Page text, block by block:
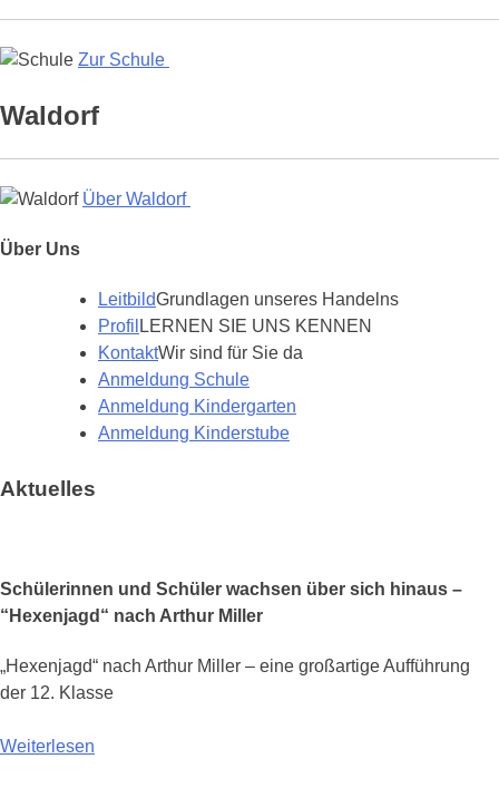
Zur Schule
Waldorf
Über Waldorf
Über Uns
LeitbildGrundlagen unseres Handelns
Profil LERNEN SIE UNS KENNEN
KontaktWir sind für Sie da
Anmeldung Schule
Anmeldung Kindergarten
Anmeldung Kinderstube
Aktuelles
Schülerinnen und Schüler wachsen über sich hinaus –
“Hexenjagd“ nach Arthur Miller
„Hexenjagd“ nach Arthur Miller – eine großartige Aufführung
der 12. Klasse
Weiterlesen